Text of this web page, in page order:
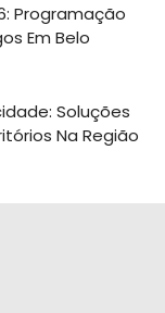
Programação
Em Belo
Soluções
Na Região